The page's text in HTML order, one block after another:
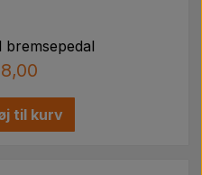
bremsepedal
til kurv